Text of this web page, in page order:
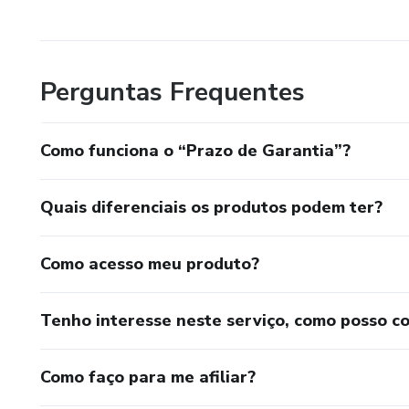
Perguntas Frequentes
Como funciona o “Prazo de Garantia”?
Quais diferenciais os produtos podem ter?
Como acesso meu produto?
Tenho interesse neste serviço, como posso
Como faço para me afiliar?